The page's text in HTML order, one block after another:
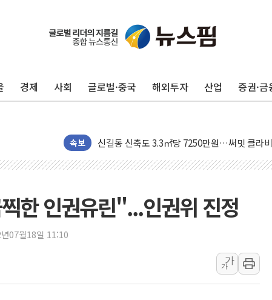
경제 사회 글로벌·중국 해외투자 산업 증권·금
속보
폭염 누그러지고 가뭄 숙지나...경북동해안권
용산공원·그린벨트로 또 충돌…반복되는 국토
[AI 부동산 투데이] 특공 전략도 '극과 극'…생
[베트남 증시] 유동성 부진 지속, 강보합 마감
'찜통더위'에 전력수요 역대 최고치 경신…한
후티 반군, 예멘 정부군과 사우디 동시 공격…
42.5도 역대급 폭염…동물들도 특별식으로 여
경찰, 9월부터 '가족 사건' 못 맡는다…상피제 실
포스코홀딩스, 포스코인터·DX 지분 일부 매각
한 인권유린"...인권위 진정
07월18일 11:10
가
가